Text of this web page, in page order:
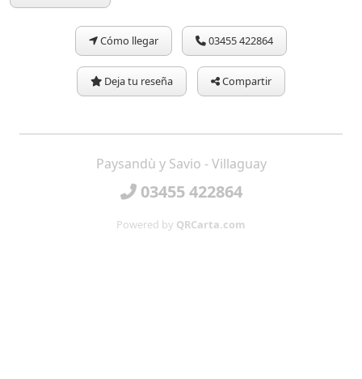
Cómo llegar 03455 422864
Deja tu reseña Compartir
Paysandù y Savio - Villaguay
03455 422864
Powered by QRCarta.com